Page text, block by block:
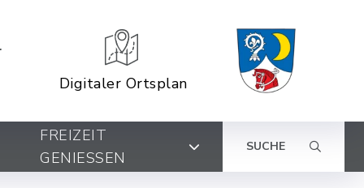
Digitaler Ortsplan
FREIZEIT
GENIESSEN
SUCHE